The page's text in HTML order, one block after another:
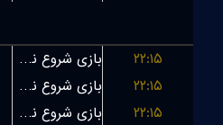
بازی شروع نشده است
۲۲:۱۵
بازی شروع نشده است
۲۲:۱۵
بازی شروع نشده است
۲۲:۱۵